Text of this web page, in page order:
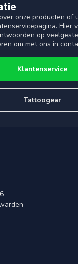
onze producten of
Hier
op
om met ons in
Klantenservice
Tattoogear